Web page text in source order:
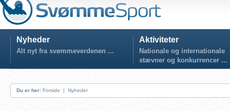
Nyheder
Alt nyt fra svømmeverdenen ...
Aktiviteter
Nationale og internationale
stævner og konkurrencer ...
Du er her: Forside | Nyheder